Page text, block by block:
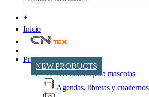
+
Inicio
NEW PRODUCTS
Productos
Accesorios para mascotas
Agendas, libretas y cuadernos